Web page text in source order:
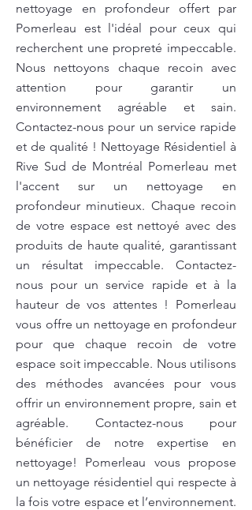
nettoyage en profondeur offert par
Pomerleau est l'idéal pour ceux qui
recherchent une propreté impeccable.
Nous nettoyons chaque recoin avec
attention pour garantir un
environnement agréable et sain.
Contactez-nous pour un service rapide
et de qualité ! Nettoyage Résidentiel à
Rive Sud de Montréal Pomerleau met
l'accent sur un nettoyage en
profondeur minutieux. Chaque recoin
de votre espace est nettoyé avec des
produits de haute qualité, garantissant
un résultat impeccable. Contactez-
nous pour un service rapide et à la
hauteur de vos attentes ! Pomerleau
vous offre un nettoyage en profondeur
pour que chaque recoin de votre
espace soit impeccable. Nous utilisons
des méthodes avancées pour vous
offrir un environnement propre, sain et
agréable. Contactez-nous pour
bénéficier de notre expertise en
nettoyage! Pomerleau vous propose
un nettoyage résidentiel qui respecte à
la fois votre espace et l’environnement.